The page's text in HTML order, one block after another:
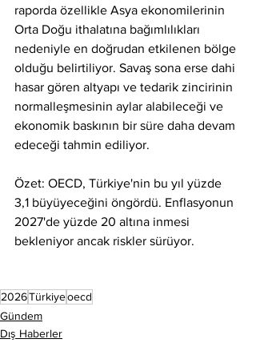
raporda özellikle Asya ekonomilerinin
Orta Doğu ithalatına bağımlılıkları
nedeniyle en doğrudan etkilenen bölge
olduğu belirtiliyor. Savaş sona erse dahi
hasar gören altyapı ve tedarik zincirinin
normalleşmesinin aylar alabileceği ve
ekonomik baskının bir süre daha devam
edeceği tahmin ediliyor.
Özet: OECD, Türkiye'nin bu yıl yüzde
3,1 büyüyeceğini öngördü. Enflasyonun
2027'de yüzde 20 altına inmesi
bekleniyor ancak riskler sürüyor.
2026Türkiyeoecd
Gündem
Dış Haberler